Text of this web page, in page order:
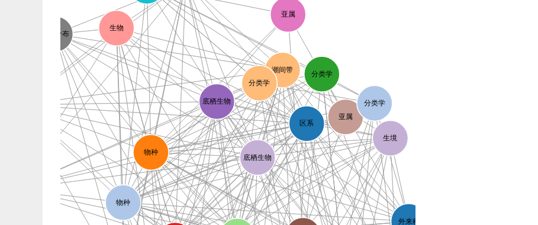
区系
物种
物种
潮间带
生物
底栖生物
底栖生物
亚属
亚属
地理分布
外来种
分类学
分类学
分类学
生境